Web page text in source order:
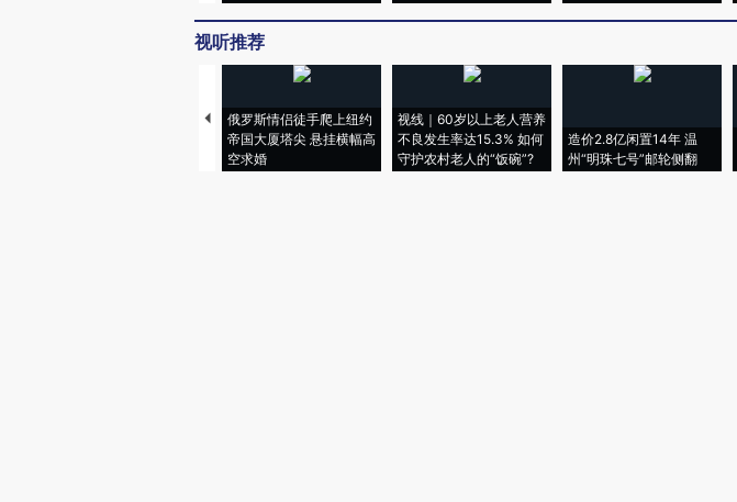
视听推荐
俄罗斯情侣徒手爬上纽约
帝国大厦塔尖 悬挂横幅高
空求婚
视线｜60岁以上老人营养
不良发生率达15.3% 如何
守护农村老人的“饭碗”?
造价2.8亿闲置14年 温
州“明珠七号”邮轮侧翻